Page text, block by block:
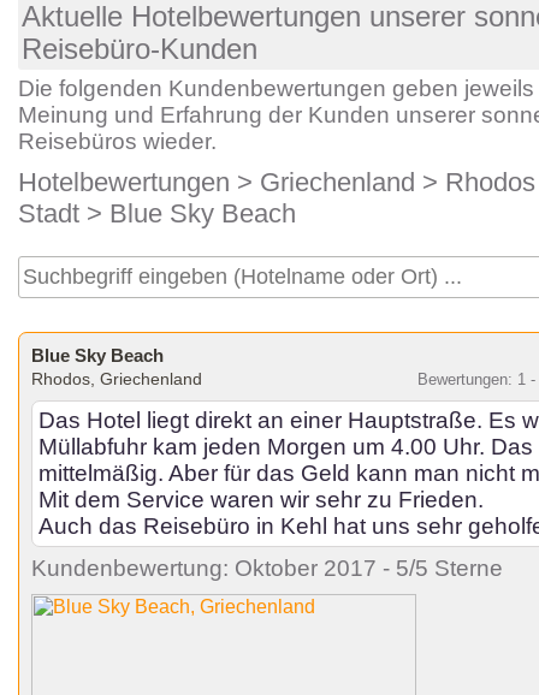
Aktuelle Hotelbewertungen unserer
Reisebüro-Kunden
Die folgenden Kundenbewertungen geben
Meinung und Erfahrung der Kunden unserer
Reisebüros wieder.
Hotelbewertungen > Griechenland > Rhodos
Stadt > Blue Sky Beach
Blue Sky Beach
Rhodos, Griechenland Bewertungen: 1
Das Hotel liegt direkt an einer Hauptstraße. Es
Müllabfuhr kam jeden Morgen um 4.00 Uhr.
mittelmäßig. Aber für das Geld kann man nicht
Mit dem Service waren wir sehr zu Frieden.
Auch das Reisebüro in Kehl hat uns sehr
Kundenbewertung: Oktober 2017 - 5/5 Sterne